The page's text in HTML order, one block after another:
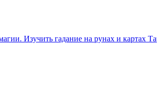
Изучить гадание на рунах и картах